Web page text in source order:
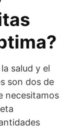
salud y el
son dos de
necesitamos